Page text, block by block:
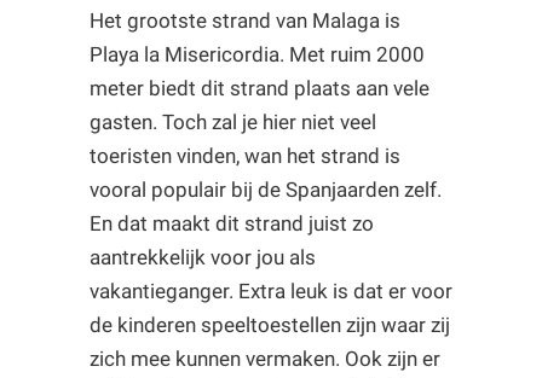
Het grootste strand van Malaga is
Playa la Misericordia. Met ruim 2000
meter biedt dit strand plaats aan vele
gasten. Toch zal je hier niet veel
toeristen vinden, wan het strand is
vooral populair bij de Spanjaarden zelf.
En dat maakt dit strand juist zo
aantrekkelijk voor jou als
vakantieganger. Extra leuk is dat er voor
de kinderen speeltoestellen zijn waar zij
zich mee kunnen vermaken. Ook zijn er